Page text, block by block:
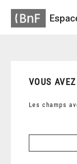
VOUS
Les champs